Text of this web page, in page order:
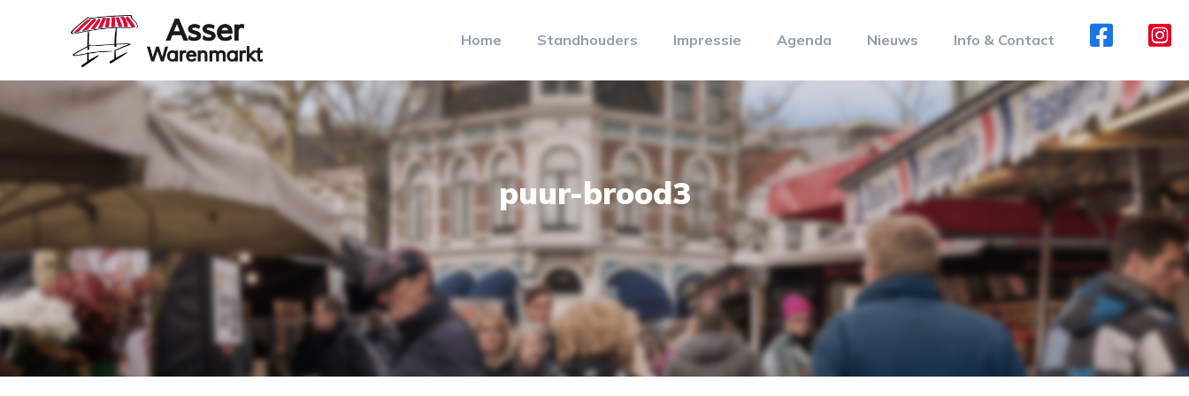
Home Standhouders Impressie Agenda Nieuws Info & Contact
puur-brood3